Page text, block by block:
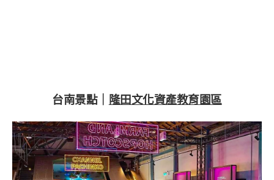
台南景點｜ 隆田文化資產教育園區